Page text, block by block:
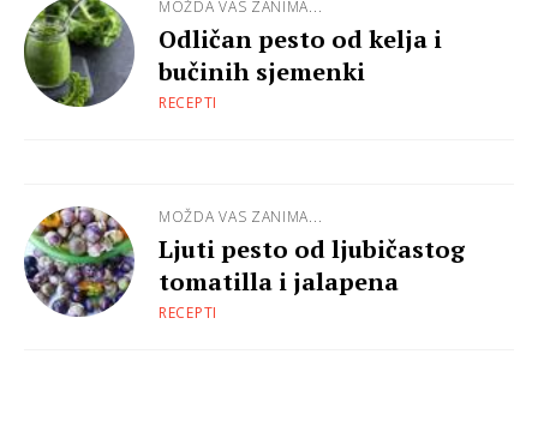
MOŽDA VAS ZANIMA...
Odličan pesto od kelja i
bučinih sjemenki
RECEPTI
MOŽDA VAS ZANIMA...
Ljuti pesto od ljubičastog
tomatilla i jalapena
RECEPTI